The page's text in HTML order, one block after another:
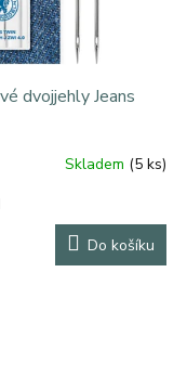
dvojjehly Jeans
Skladem (5 ks)
Do košíku